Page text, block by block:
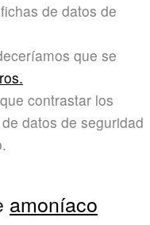
de datos de
que se
contrastar los
datos de seguridad
amoníaco